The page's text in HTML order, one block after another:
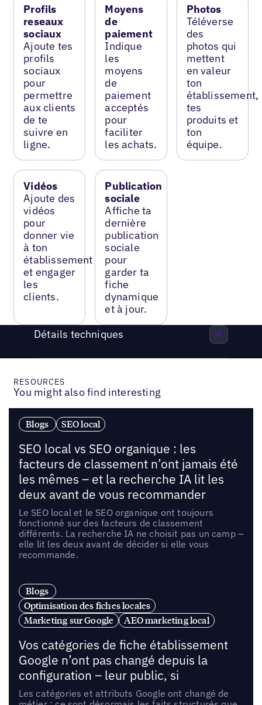
Profils
reseaux
sociaux
Ajoute tes
profils
sociaux
pour
permettre
aux clients
de te
suivre en
ligne.
Moyens
de
paiement
Indique
les
moyens
de
paiement
acceptés
pour
faciliter
les achats.
Photos
Téléverse
des
photos qui
mettent
en valeur
ton
établissement,
tes
produits et
ton
équipe.
Vidéos
Ajoute des
vidéos
pour
donner vie
à ton
établissement
et engager
les
clients.
Publication
sociale
Affiche ta
dernière
publication
sociale
pour
garder ta
fiche
dynamique
et à jour.
Détails techniques
RESOURCES
You might also find interesting
Blogs SEO local
SEO local vs SEO organique : les
facteurs de classement n’ont jamais été
les mêmes – et la recherche IA lit les
deux avant de vous recommander
Le SEO local et le SEO organique ont toujours
fonctionné sur des facteurs de classement
différents. La recherche IA ne choisit pas un camp –
elle lit les deux avant de décider si elle vous
recommande.
Blogs
Optimisation des fiches locales
Marketing sur Google
AEO marketing local
Vos catégories de fiche établissement
Google n’ont pas changé depuis la
configuration – leur public, si
Les catégories et attributs Google ont changé de